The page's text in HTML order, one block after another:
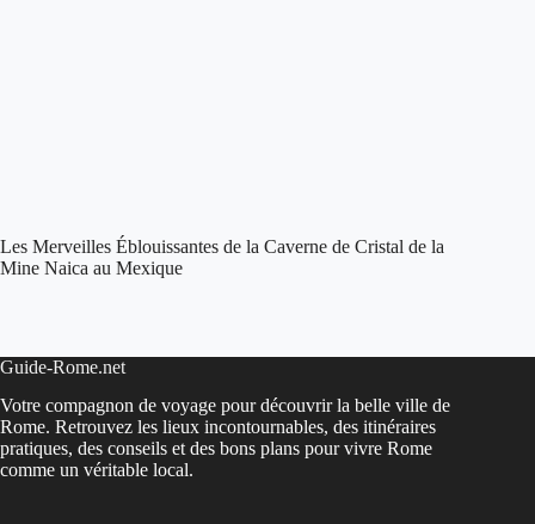
Les Merveilles Éblouissantes de la Caverne de Cristal de la
Mine Naica au Mexique
Guide-Rome.net
Votre compagnon de voyage pour découvrir la belle ville de
Rome. Retrouvez les lieux incontournables, des itinéraires
pratiques, des conseils et des bons plans pour vivre Rome
comme un véritable local.